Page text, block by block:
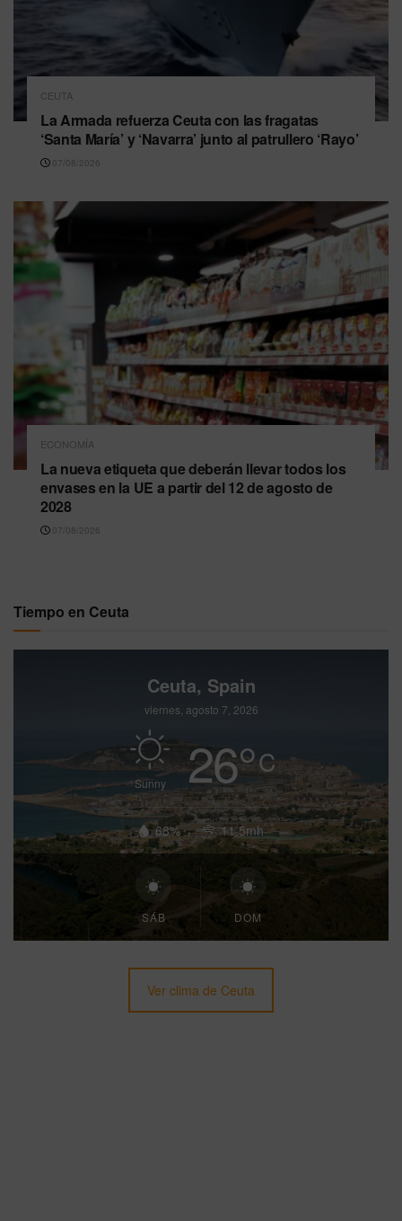
CEUTA
La Armada refuerza Ceuta con las fragatas
‘Santa María’ y ‘Navarra’ junto al patrullero ‘Rayo’
07/08/2026
ECONOMÍA
La nueva etiqueta que deberán llevar todos los
envases en la UE a partir del 12 de agosto de
2028
07/08/2026
Tiempo en Ceuta
Ceuta, Spain
viernes, agosto 7, 2026
Sunny 26°C
68% 11.5mh
SÁB DOM
Ver clima de Ceuta